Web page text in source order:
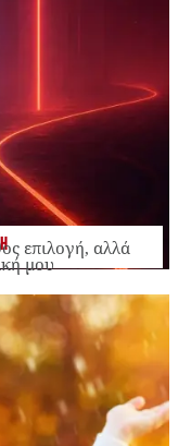
επιλογή, αλλά
μου